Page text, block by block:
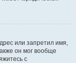
или запретил имя,
он мог вообще
с